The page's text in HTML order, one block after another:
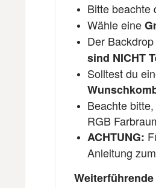
Bitte beachte
Wähle eine
Der
sind NICHT
Solltest du
Beachte
RGB
ACHTUNG:
Anleitung